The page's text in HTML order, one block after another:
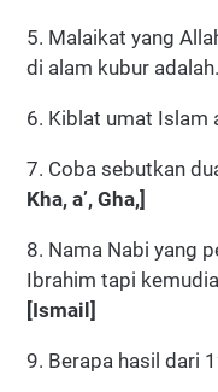
5. Malaikat yang
di alam kubur
6. Kiblat umat Islam
7. Coba sebutkan
Kha, a’, Gha,]
8. Nama Nabi yang
Ibrahim tapi
[Ismail]
9. Berapa hasil dari